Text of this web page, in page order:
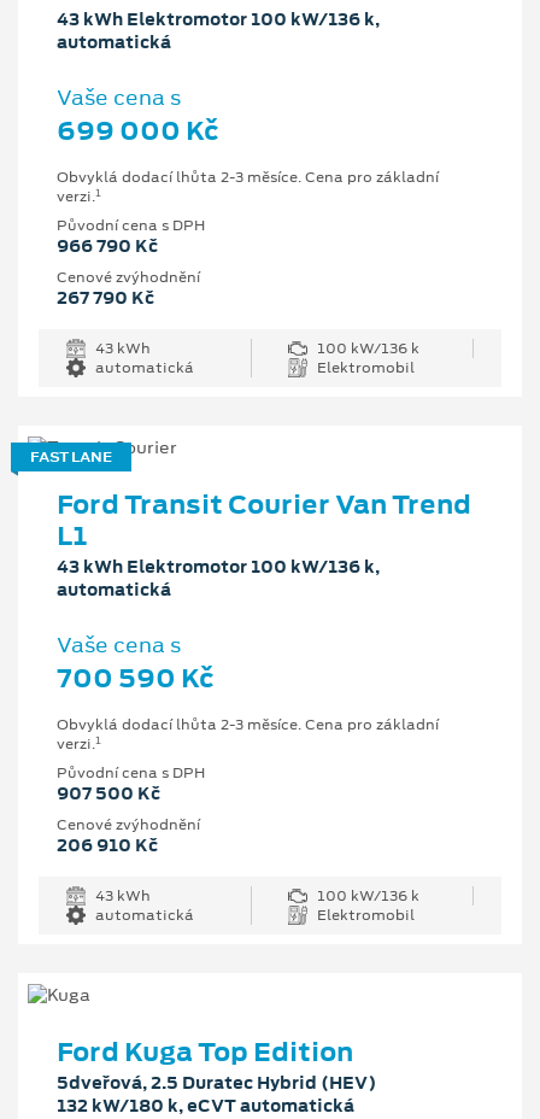
43 kWh Elektromotor 100 kW/136 k,
automatická
Vaše cena s
699 000 Kč
Obvyklá dodací lhůta 2-3 měsíce. Cena pro základní
verzi.1
Původní cena s DPH
966 790 Kč
Cenové zvýhodnění
267 790 Kč
43 kWh
100 kW/136 k
automatická
Elektromobil
FAST LANE
Ford Transit Courier Van Trend
L1
43 kWh Elektromotor 100 kW/136 k,
automatická
Vaše cena s
700 590 Kč
Obvyklá dodací lhůta 2-3 měsíce. Cena pro základní
verzi.1
Původní cena s DPH
907 500 Kč
Cenové zvýhodnění
206 910 Kč
43 kWh
100 kW/136 k
automatická
Elektromobil
Ford Kuga Top Edition
5dveřová, 2.5 Duratec Hybrid (HEV)
132 kW/180 k, eCVT automatická